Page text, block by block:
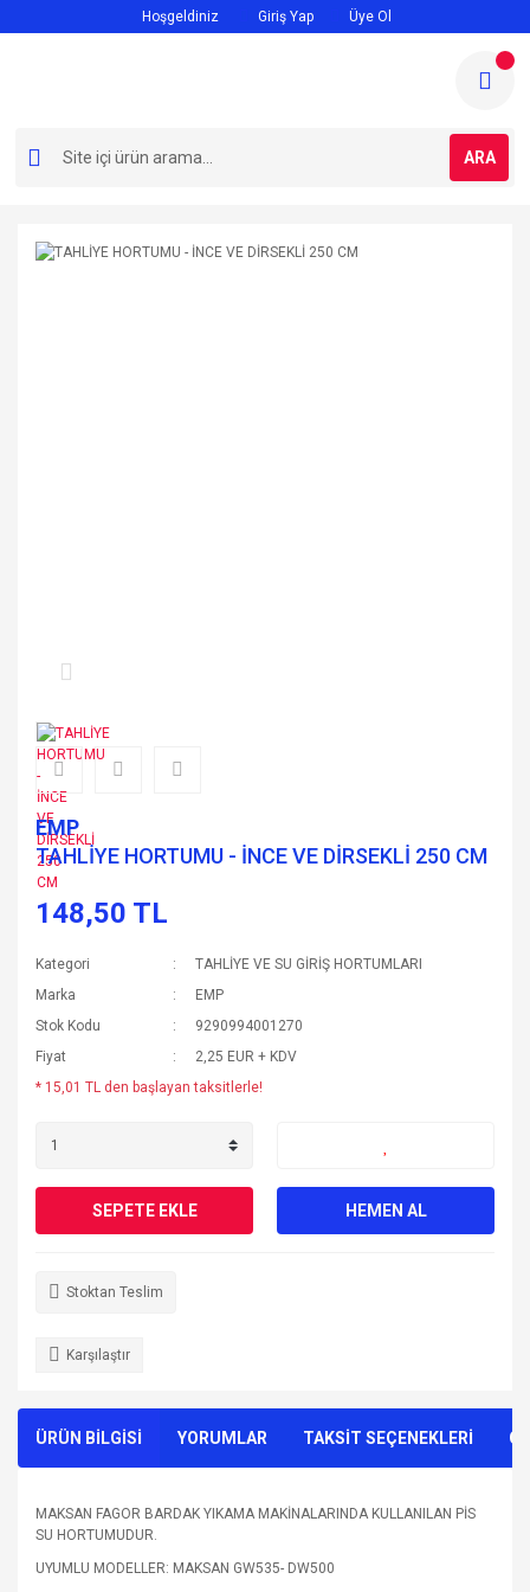
Hoşgeldiniz Giriş Yap Üye Ol
ARA
EMP
TAHLİYE HORTUMU - İNCE VE DİRSEKLİ 250 CM
148,50 TL
Kategori
TAHLİYE VE SU GİRİŞ HORTUMLARI
Marka
EMP
Stok Kodu
9290994001270
Fiyat
2,25 EUR + KDV
* 15,01 TL den başlayan taksitlerle!
SEPETE EKLE HEMEN AL
Stoktan Teslim
Karşılaştır
ÜRÜN BİLGİSİ YORUMLAR TAKSİT SEÇENEKLERİ
MAKSAN FAGOR BARDAK YIKAMA MAKİNALARINDA KULLANILAN PİS
SU HORTUMUDUR.
UYUMLU MODELLER: MAKSAN GW535- DW500